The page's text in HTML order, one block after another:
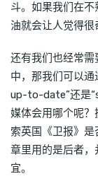
斗。如果我们在
油就会让人觉得很
还有我们也经常
中，那我们可以
up-to-date”还是
媒体会用哪个呢
索英国《卫报》
章里用的是后者
宜。